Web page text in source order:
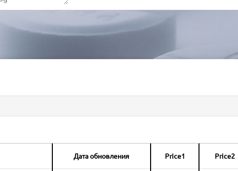
Дата обновления Price1 Price2